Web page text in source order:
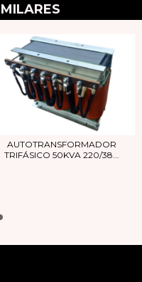
AUTOTRANSFORMADOR
TRIFÁSICO 50KVA 220/38...